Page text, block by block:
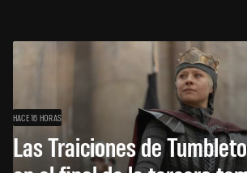
HACE 16 HORAS
Las Traiciones de